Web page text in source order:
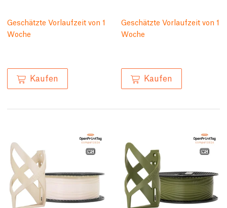
Geschätzte Vorlaufzeit von 1
Woche
Kaufen
Geschätzte Vorlaufzeit von 1
Woche
Kaufen